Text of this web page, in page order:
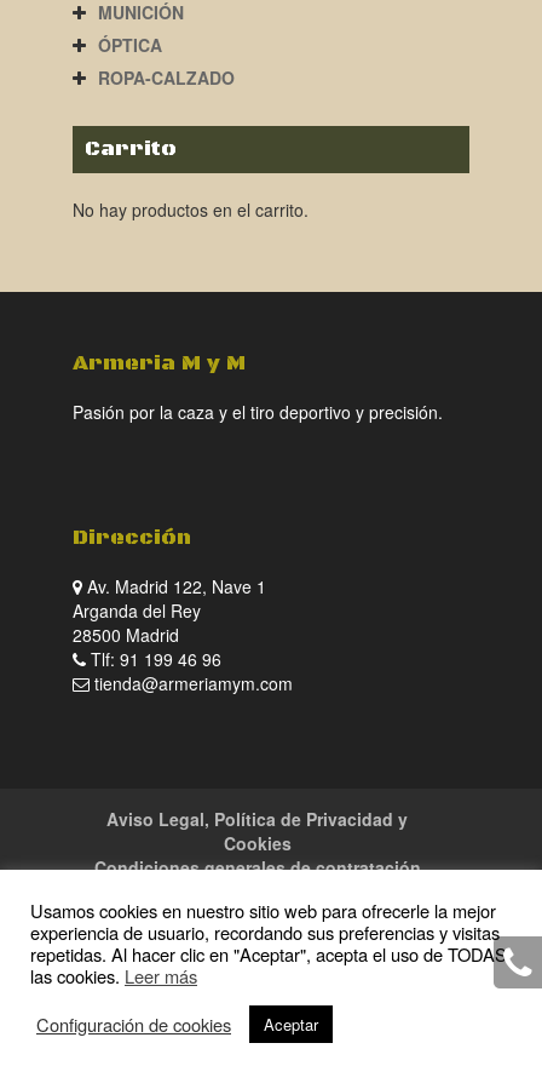
MUNICIÓN
ÓPTICA
ROPA-CALZADO
Carrito
No hay productos en el carrito.
Armeria M y M
Pasión por la caza y el tiro deportivo y precisión.
Dirección
Av. Madrid 122, Nave 1
Arganda del Rey
28500 Madrid
Tlf: 91 199 46 96
tienda@armeriamym.com
Aviso Legal, Política de Privacidad y
Cookies
Condiciones generales de contratación
Copyright · 2016 Armeria M y M · Todos los
derechos reservados
Usamos cookies en nuestro sitio web para ofrecerle la mejor
experiencia de usuario, recordando sus preferencias y visitas
repetidas. Al hacer clic en "Aceptar", acepta el uso de TODAS
las cookies. Leer más
Configuración de cookies
Aceptar